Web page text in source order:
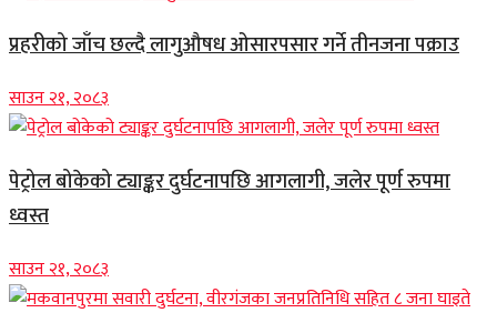
प्रहरीको जाँच छल्दै लागुऔषध ओसारपसार गर्ने तीनजना पक्राउ
साउन २१, २०८३
पेट्रोल बोकेको ट्याङ्कर दुर्घटनापछि आगलागी, जलेर पूर्ण रुपमा
ध्वस्त
साउन २१, २०८३